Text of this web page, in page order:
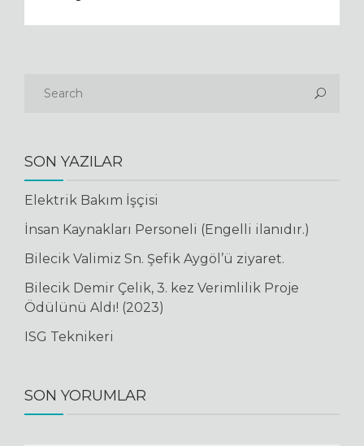
SON YAZILAR
Elektrik Bakım İşçisi
İnsan Kaynakları Personeli (Engelli ilanıdır.)
Bilecik Valimiz Sn. Şefik Aygöl’ü ziyaret.
Bilecik Demir Çelik, 3. kez Verimlilik Proje
Ödülünü Aldı! (2023)
ISG Teknikeri
SON YORUMLAR